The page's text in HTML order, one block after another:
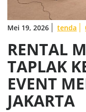
Mei 19, 2026 tenda
RENTAL
TAPLAK
EVENT
JAKARTA